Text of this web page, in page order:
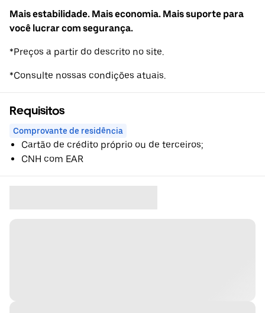
Mais estabilidade. Mais economia. Mais suporte para
você lucrar com segurança.
*Preços a partir do descrito no site.
*Consulte nossas condições atuais.
Requisitos
Comprovante de residência
Cartão de crédito próprio ou de terceiros;
CNH com EAR